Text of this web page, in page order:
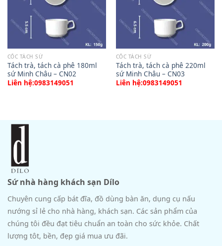
CỐC TÁCH SỨ
Tách trà, tách cà phê 180ml
sứ Minh Châu – CN02
Liên hệ:0983149051
CỐC TÁCH SỨ
Tách trà, tách cà phê 220ml
sứ Minh Châu – CN03
Liên hệ:0983149051
Sứ nhà hàng khách sạn Dílo
Chuyên cung cấp bát đĩa, đồ dùng bàn ăn, dụng cụ nấu
nướng sỉ lẻ cho nhà hàng, khách sạn. Các sản phẩm của
chúng tôi đều đạt tiêu chuẩn an toàn cho sức khỏe. Chất
lượng tôt, bền, đẹp giá mua ưu đãi.